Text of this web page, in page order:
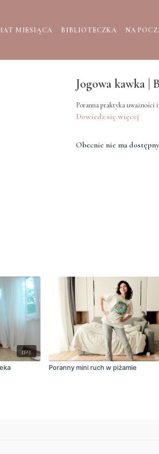
MIESIĄCA BIBLIOTECZKA NA
Jogowa kawka |
Poranna praktyka uważności
Dowiedz się więcej
Obecnie nie ma
33:23
Poranny mini ruch w piżamie